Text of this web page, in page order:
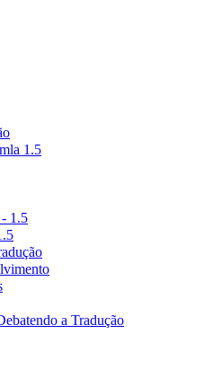
1.5
1.5
a Tradução